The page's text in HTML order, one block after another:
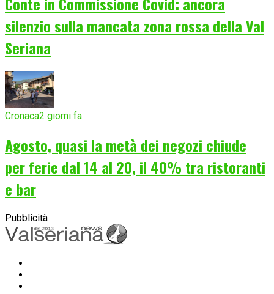
silenzio sulla mancata zona rossa della Val
Seriana
Cronaca2 giorni fa
Agosto, quasi la metà dei negozi chiude
per ferie dal 14 al 20, il 40% tra ristoranti
e bar
Pubblicità